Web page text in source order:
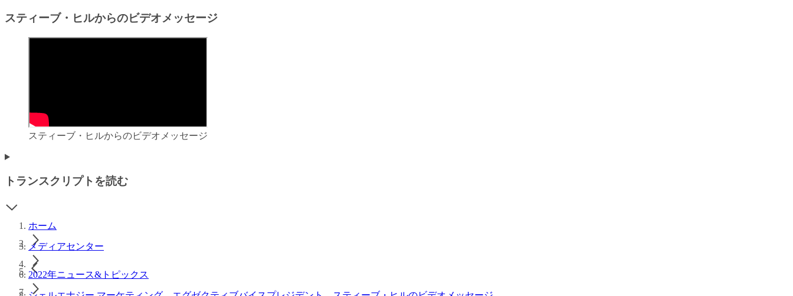
スティーブ・ヒルからのビデオメッセージ
スティーブ・ヒルからのビデオメッセージ
トランスクリプトを読む
ホーム
メディアセンター
2022年ニュース&トピックス